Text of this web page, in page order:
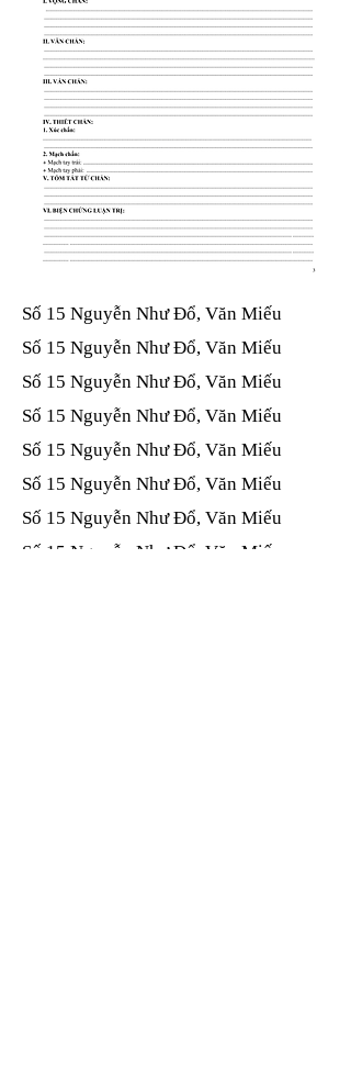
Số 15 Nguyễn Như Đổ, Văn Miếu​​​​
Số 15 Nguyễn Như Đổ, Văn Miếu​​​​
Số 15 Nguyễn Như Đổ, Văn Miếu​​​​
Số 15 Nguyễn Như Đổ, Văn Miếu​​​​
Số 15 Nguyễn Như Đổ, Văn Miếu​​​​
Số 15 Nguyễn Như Đổ, Văn Miếu​​​​
Số 15 Nguyễn Như Đổ, Văn Miếu​​​​
Số 15 Nguyễn Như Đổ, Văn Miếu​​​​